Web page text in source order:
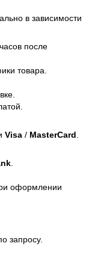
в зависимости
после
товара.
Visa / MasterCard
оформлении
запросу.